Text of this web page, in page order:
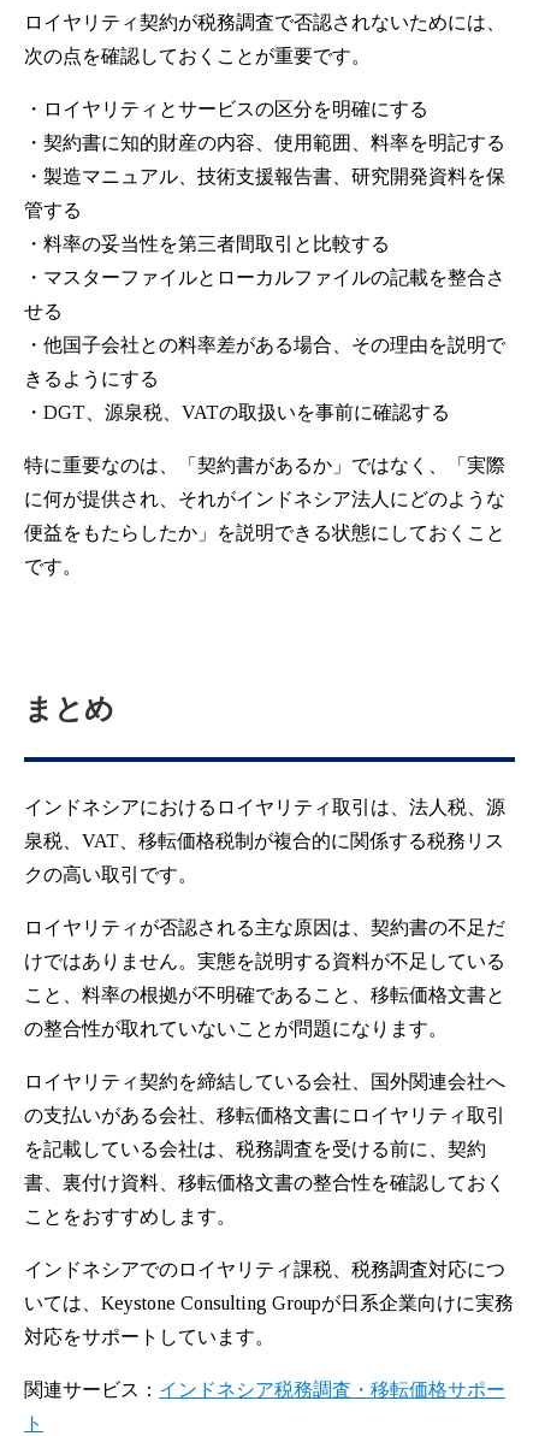
ロイヤリティ契約が税務調査で否認されないためには、
次の点を確認しておくことが重要です。
・ロイヤリティとサービスの区分を明確にする
・契約書に知的財産の内容、使用範囲、料率を明記する
・製造マニュアル、技術支援報告書、研究開発資料を保
管する
・料率の妥当性を第三者間取引と比較する
・マスターファイルとローカルファイルの記載を整合さ
せる
・他国子会社との料率差がある場合、その理由を説明で
きるようにする
・DGT、源泉税、VATの取扱いを事前に確認する
特に重要なのは、「契約書があるか」ではなく、「実際
に何が提供され、それがインドネシア法人にどのような
便益をもたらしたか」を説明できる状態にしておくこと
です。
まとめ
インドネシアにおけるロイヤリティ取引は、法人税、源
泉税、VAT、移転価格税制が複合的に関係する税務リス
クの高い取引です。
ロイヤリティが否認される主な原因は、契約書の不足だ
けではありません。実態を説明する資料が不足している
こと、料率の根拠が不明確であること、移転価格文書と
の整合性が取れていないことが問題になります。
ロイヤリティ契約を締結している会社、国外関連会社へ
の支払いがある会社、移転価格文書にロイヤリティ取引
を記載している会社は、税務調査を受ける前に、契約
書、裏付け資料、移転価格文書の整合性を確認しておく
ことをおすすめします。
インドネシアでのロイヤリティ課税、税務調査対応につ
いては、Keystone Consulting Groupが日系企業向けに実務
対応をサポートしています。
関連サービス： インドネシア税務調査・移転価格サポー
ト